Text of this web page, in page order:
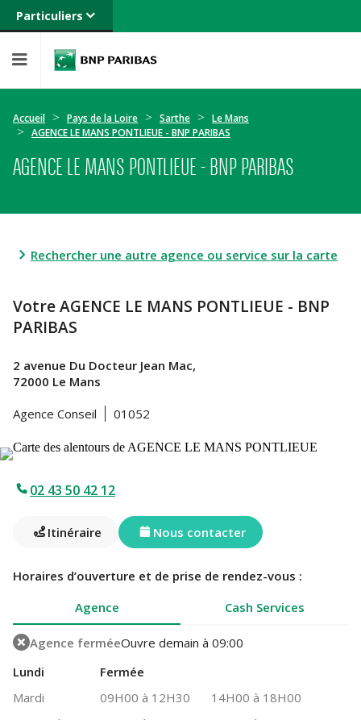
Particuliers
Banque privée
Entreprises
Accueil Pays de la Loire Sarthe
Le Mans
AGENCE LE MANS PONTLIEUE - BNP PARIBAS
AGENCE LE MANS PONTLIEUE - BNP PARIBAS
Rechercher une autre agence ou service sur la carte
Votre AGENCE LE MANS PONTLIEUE - BNP
PARIBAS
2 avenue Du Docteur Jean Mac,
72000 Le Mans
Agence Conseil
01052
02 43 50 42 12
Itinéraire Nous contacter
Horaires d’ouverture et de prise de rendez-vous :
Agence
Cash Services
Agence ferméeOuvre demain à 09:00
Lundi
Fermée
Mardi
09H00 à 12H30
14H00 à 18H00